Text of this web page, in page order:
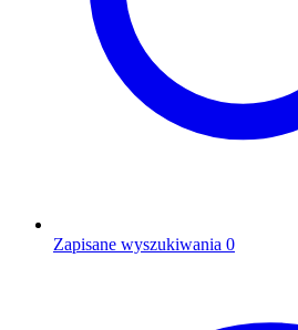
Zapisane wyszukiwania 0